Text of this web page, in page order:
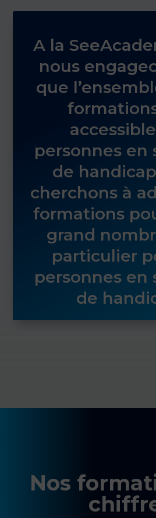
A la
nous
que
personnes en
de
cherchons à
formations
grand
particulier
personnes en
de
Nos